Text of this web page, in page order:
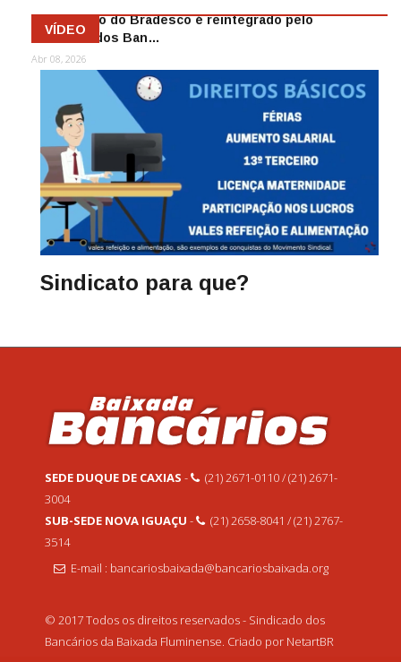
Funcionário do Bradesco é reintegrado pelo
Sindicato dos Ban…
Abr 08, 2026
VÍDEO
Sindicato para que?
SEDE DUQUE DE CAXIAS -
(21) 2671-0110 / (21) 2671-
3004
SUB-SEDE NOVA IGUAÇU -
(21) 2658-8041 / (21) 2767-
3514
E-mail : bancariosbaixada@bancariosbaixada.org
© 2017 Todos os direitos reservados - Sindicado dos
Bancários da Baixada Fluminense. Criado por NetartBR